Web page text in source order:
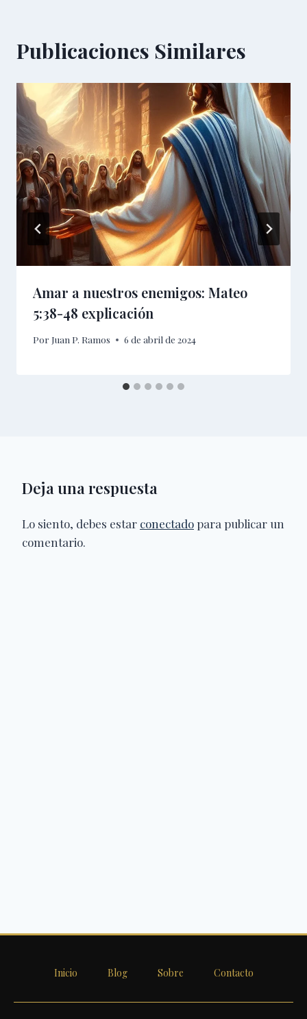
Publicaciones Similares
Amar a nuestros enemigos: Mateo
5:38-48 explicación
Por Juan P. Ramos 6 de abril de 2024
Deja una respuesta
Lo siento, debes estar conectado para publicar un
comentario.
Inicio Blog Sobre Contacto